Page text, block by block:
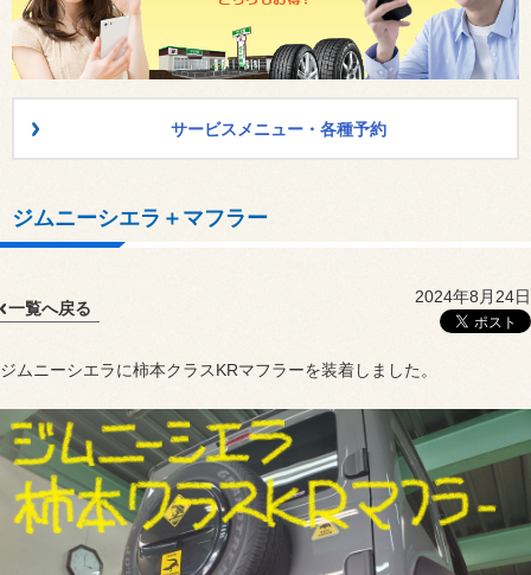
サービスメニュー・各種予約
ジムニーシエラ＋マフラー
一覧へ戻る
2024年8月24日
ジムニーシエラに柿本クラスKRマフラーを装着しました。